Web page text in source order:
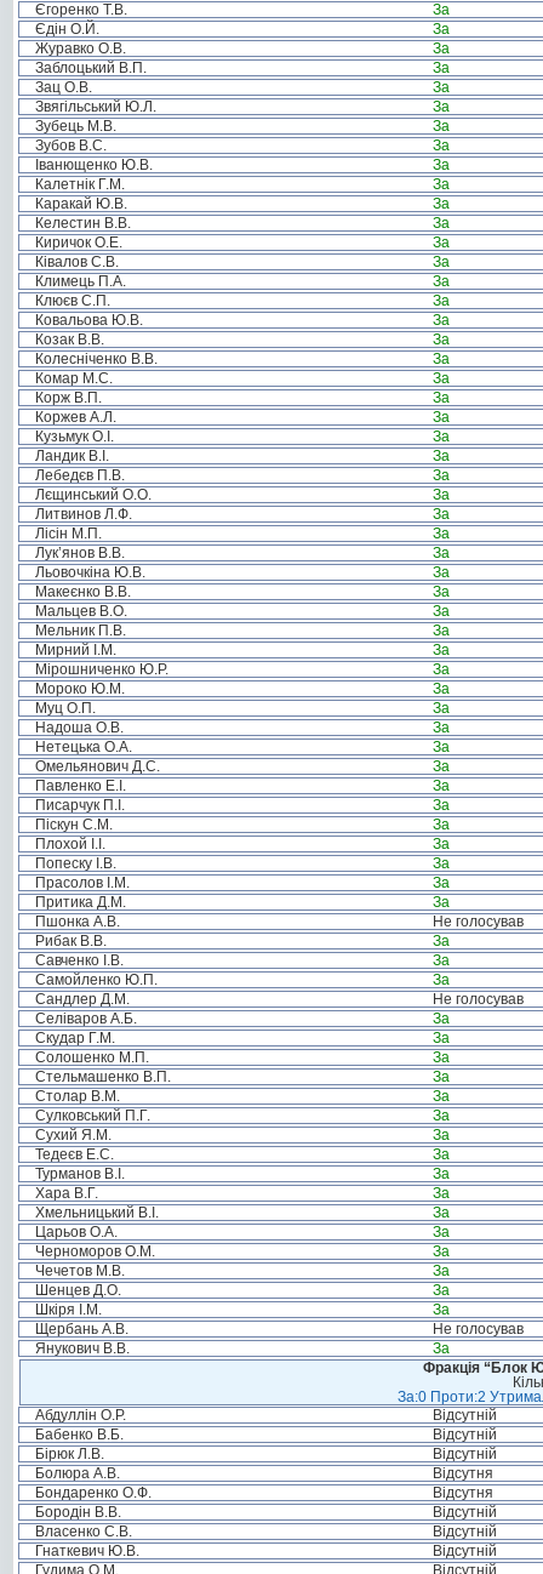
Єгоренко Т.В.
За
Єдін О.Й.
За
Журавко О.В.
За
Заблоцький В.П.
За
Зац О.В.
За
Звягільський Ю.Л.
За
Зубець М.В.
За
Зубов В.С.
За
Іванющенко Ю.В.
За
Калетнік Г.М.
За
Каракай Ю.В.
За
Келестин В.В.
За
Киричок О.Е.
За
Ківалов С.В.
За
Климець П.А.
За
Клюєв С.П.
За
Ковальова Ю.В.
За
Козак В.В.
За
Колесніченко В.В.
За
Комар М.С.
За
Корж В.П.
За
Коржев А.Л.
За
Кузьмук О.І.
За
Ландик В.І.
За
Лебедєв П.В.
За
Лєщинський О.О.
За
Литвинов Л.Ф.
За
Лісін М.П.
За
Лук’янов В.В.
За
Льовочкіна Ю.В.
За
Макеєнко В.В.
За
Мальцев В.О.
За
Мельник П.В.
За
Мирний І.М.
За
Мірошниченко Ю.Р.
За
Мороко Ю.М.
За
Муц О.П.
За
Надоша О.В.
За
Нетецька О.А.
За
Омельянович Д.С.
За
Павленко Е.І.
За
Писарчук П.І.
За
Піскун С.М.
За
Плохой І.І.
За
Попеску І.В.
За
Прасолов І.М.
За
Притика Д.М.
За
Пшонка А.В.
Не голосував
Рибак В.В.
За
Савченко І.В.
За
Самойленко Ю.П.
За
Сандлер Д.М.
Не голосував
Селіваров А.Б.
За
Скудар Г.М.
За
Солошенко М.П.
За
Стельмашенко В.П.
За
Столар В.М.
За
Сулковський П.Г.
За
Сухий Я.М.
За
Тедеєв Е.С.
За
Турманов В.І.
За
Хара В.Г.
За
Хмельницький В.І.
За
Царьов О.А.
За
Черноморов О.М.
За
Чечетов М.В.
За
Шенцев Д.О.
За
Шкіря І.М.
За
Щербань А.В.
Не голосував
Янукович В.В.
За
Фракція “Блок
За:0 Проти:2
Абдуллін О.Р.
Відсутній
Бабенко В.Б.
Відсутній
Бірюк Л.В.
Відсутній
Болюра А.В.
Відсутня
Бондаренко О.Ф.
Відсутня
Бородін В.В.
Відсутній
Власенко С.В.
Відсутній
Гнаткевич Ю.В.
Відсутній
Гудима О.М.
Відсутній